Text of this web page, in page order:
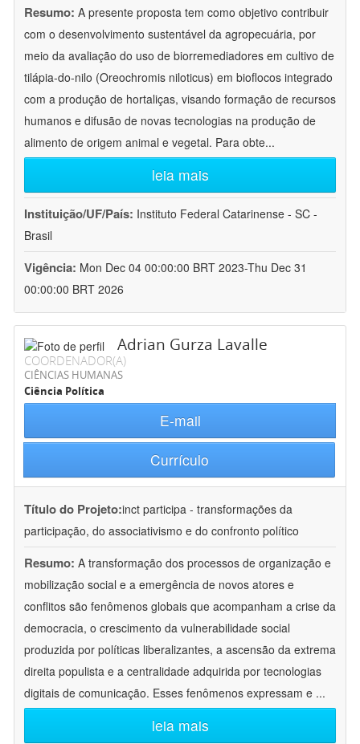
Resumo: A presente proposta tem como objetivo contribuir
com o desenvolvimento sustentável da agropecuária, por
meio da avaliação do uso de biorremediadores em cultivo de
tilápia-do-nilo (Oreochromis niloticus) em bioflocos integrado
com a produção de hortaliças, visando formação de recursos
humanos e difusão de novas tecnologias na produção de
alimento de origem animal e vegetal. Para obte...
leia mais
Instituição/UF/País: Instituto Federal Catarinense - SC -
Brasil
Vigência: Mon Dec 04 00:00:00 BRT 2023-Thu Dec 31
00:00:00 BRT 2026
Adrian Gurza Lavalle
COORDENADOR(A)
CIÊNCIAS HUMANAS
Ciência Política
E-mail
Currículo
Título do Projeto:inct participa - transformações da
participação, do associativismo e do confronto político
Resumo: A transformação dos processos de organização e
mobilização social e a emergência de novos atores e
conflitos são fenômenos globais que acompanham a crise da
democracia, o crescimento da vulnerabilidade social
produzida por políticas liberalizantes, a ascensão da extrema
direita populista e a centralidade adquirida por tecnologias
digitais de comunicação. Esses fenômenos expressam e ...
leia mais